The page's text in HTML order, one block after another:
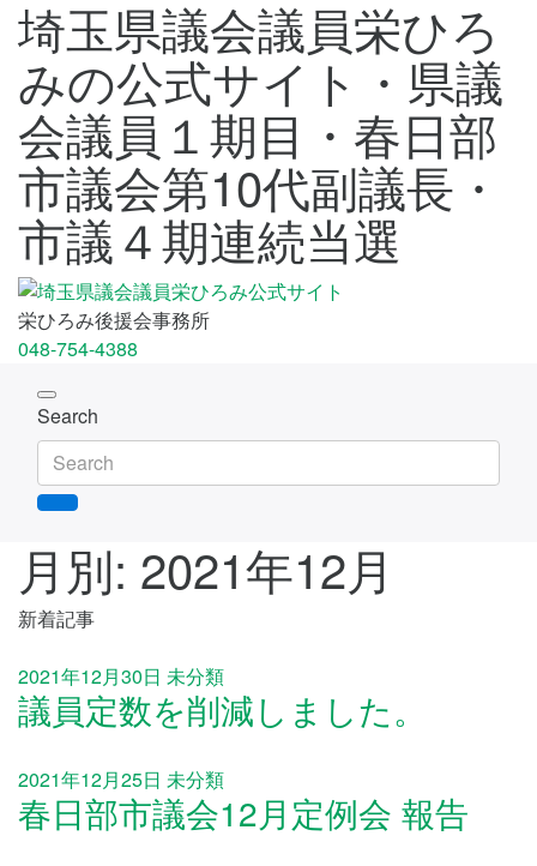
埼玉県議会議員栄ひろ
みの公式サイト・県議
会議員１期目・春日部
市議会第10代副議長・
市議４期連続当選
栄ひろみ後援会事務所
048-754-4388
Toggle
navigation
Search
月別: 2021年12月
新着記事
2021年12月30日 未分類
議員定数を削減しました。
2021年12月25日 未分類
春日部市議会12月定例会 報告